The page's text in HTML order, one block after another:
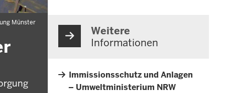
Münster
Weitere
Informationen
Immissionsschutz und Anlagen
– Umweltministerium NRW